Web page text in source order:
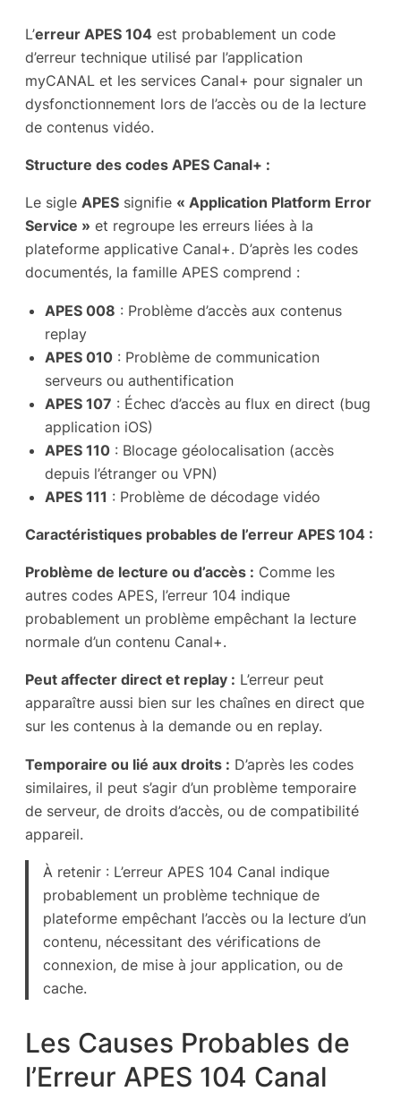
L’erreur APES 104 est probablement un code
d’erreur technique utilisé par l’application
myCANAL et les services Canal+ pour signaler un
dysfonctionnement lors de l’accès ou de la lecture
de contenus vidéo.
Structure des codes APES Canal+ :
Le sigle APES signifie « Application Platform Error
Service » et regroupe les erreurs liées à la
plateforme applicative Canal+. D’après les codes
documentés, la famille APES comprend :
APES 008 : Problème d’accès aux contenus
replay
APES 010 : Problème de communication
serveurs ou authentification
APES 107 : Échec d’accès au flux en direct (bug
application iOS)
APES 110 : Blocage géolocalisation (accès
depuis l’étranger ou VPN)
APES 111 : Problème de décodage vidéo
Caractéristiques probables de l’erreur APES 104 :
Problème de lecture ou d’accès : Comme les
autres codes APES, l’erreur 104 indique
probablement un problème empêchant la lecture
normale d’un contenu Canal+.
Peut affecter direct et replay : L’erreur peut
apparaître aussi bien sur les chaînes en direct que
sur les contenus à la demande ou en replay.
Temporaire ou lié aux droits : D’après les codes
similaires, il peut s’agir d’un problème temporaire
de serveur, de droits d’accès, ou de compatibilité
appareil.
À retenir : L’erreur APES 104 Canal indique
probablement un problème technique de
plateforme empêchant l’accès ou la lecture d’un
contenu, nécessitant des vérifications de
connexion, de mise à jour application, ou de
cache.
Les Causes Probables de
l’Erreur APES 104 Canal